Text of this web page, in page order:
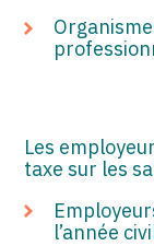
Les
taxe sur les
l’année